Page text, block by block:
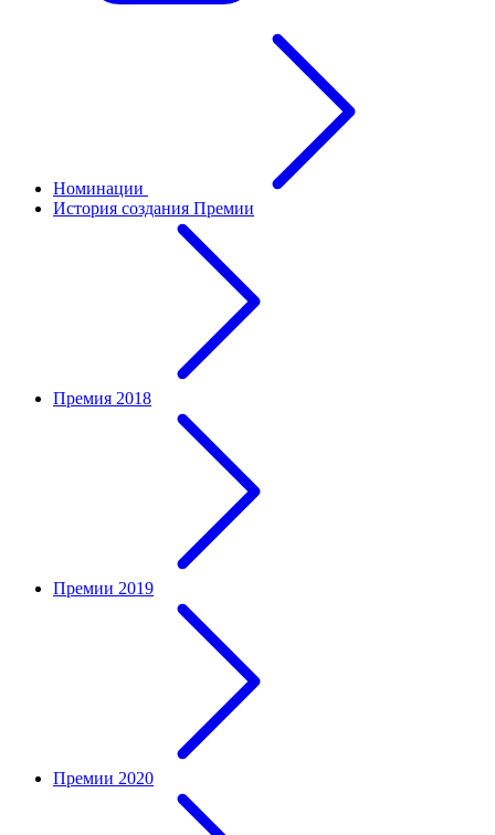
Номинации
История создания Премии
Премия 2018
Премии 2019
Премии 2020